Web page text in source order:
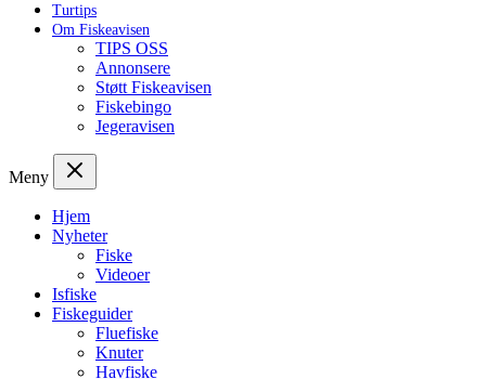
Turtips
Om Fiskeavisen
TIPS OSS
Annonsere
Støtt Fiskeavisen
Fiskebingo
Jegeravisen
Meny
Hjem
Nyheter
Fiske
Videoer
Isfiske
Fiskeguider
Fluefiske
Knuter
Havfiske